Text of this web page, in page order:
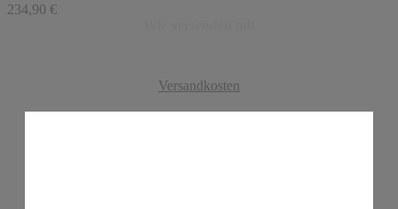
234,90 €
Versandkosten